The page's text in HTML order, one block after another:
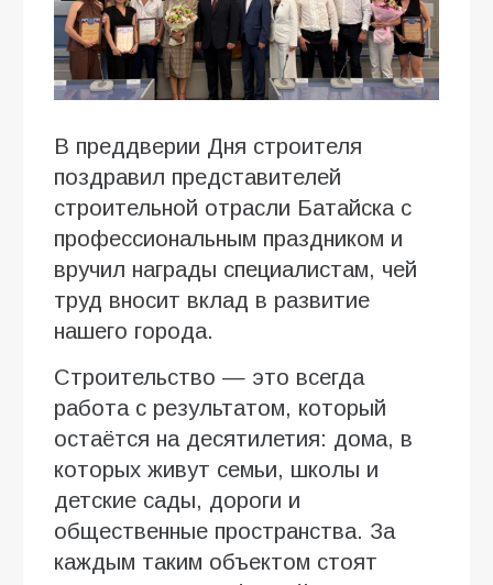
В преддверии Дня строителя
поздравил представителей
строительной отрасли Батайска с
профессиональным праздником и
вручил награды специалистам, чей
труд вносит вклад в развитие
нашего города.
Строительство — это всегда
работа с результатом, который
остаётся на десятилетия: дома, в
которых живут семьи, школы и
детские сады, дороги и
общественные пространства. За
каждым таким объектом стоят